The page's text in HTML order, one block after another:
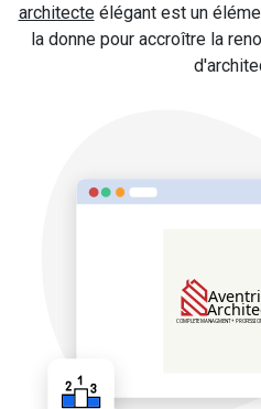
architecteélégant est un
la donne pour accroître la